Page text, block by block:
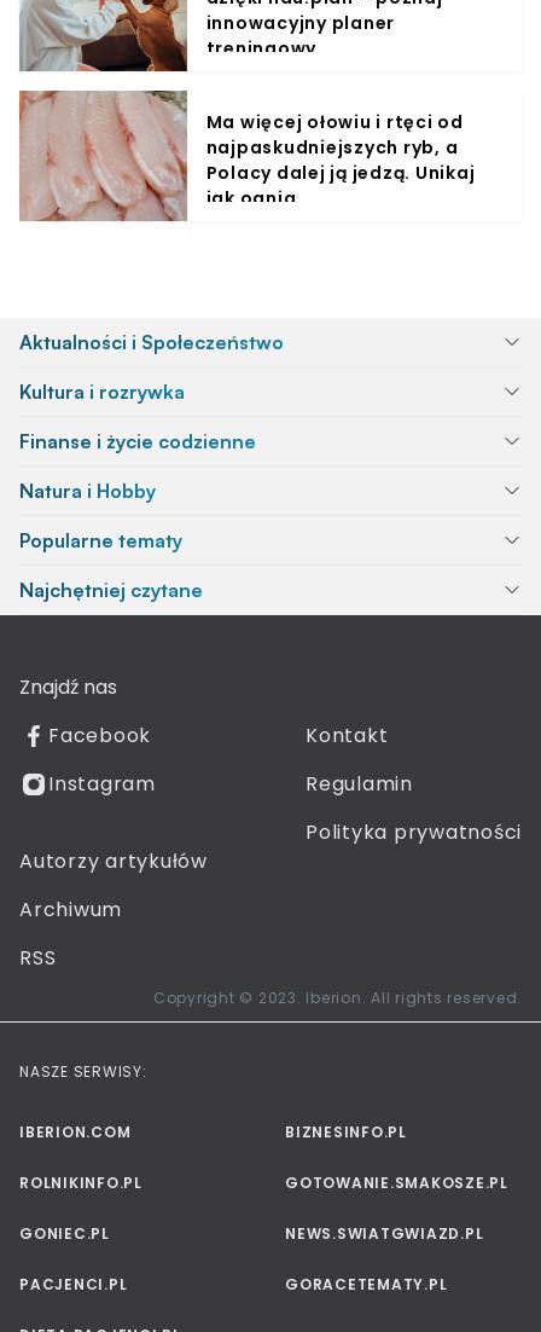
innowacyjny planer
treningowy
Ma więcej ołowiu i rtęci od
najpaskudniejszych ryb, a
Polacy dalej ją jedzą. Unikaj
jak ognia
Aktualności i Społeczeństwo
Kultura i rozrywka
Finanse i życie codzienne
Natura i Hobby
Popularne tematy
Najchętniej czytane
Znajdź nas
Facebook
Instagram
Kontakt
Regulamin
Polityka prywatności
Autorzy artykułów
Archiwum
RSS
Copyright © 2023. Iberion. All rights reserved.
NASZE SERWISY:
IBERION.COM BIZNESINFO.PL
ROLNIKINFO.PL GOTOWANIE.SMAKOSZE.PL
GONIEC.PL NEWS.SWIATGWIAZD.PL
PACJENCI.PL GORACETEMATY.PL